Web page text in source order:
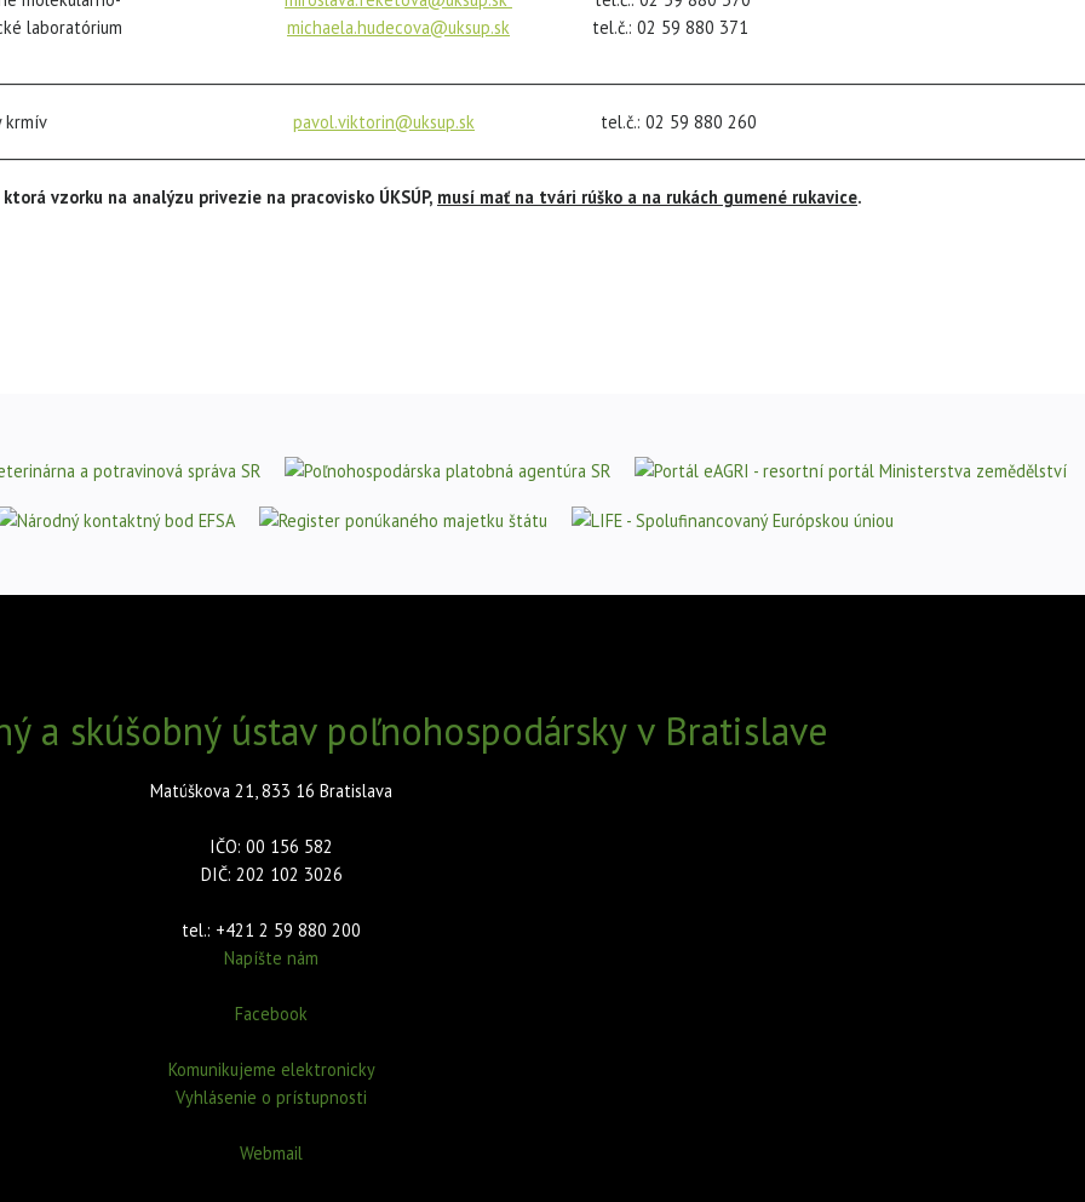
laboratórium michaela.hudecova@uksup.sk tel.č.: 02 59 880 371
krmív pavol.viktorin@uksup.sk tel.č.: 02 59 880 260
ktorá vzorku na analýzu privezie na pracovisko ÚKSÚP, musí mať na tvári rúško a na rukách gumené rukavice.
a skúšobný ústav poľnohospodársky v Bratislave
Matúškova 21, 833 16 Bratislava
IČO: 00 156 582
DIČ: 202 102 3026
tel.: +421 2 59 880 200
Napíšte nám
Facebook
Komunikujeme elektronicky
Vyhlásenie o prístupnosti
Webmail